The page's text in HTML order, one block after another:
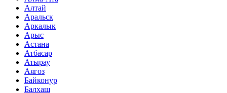
Алтай
Аральск
Аркалык
Арыс
Астана
Атбасар
Атырау
Аягоз
Байконур
Балхаш